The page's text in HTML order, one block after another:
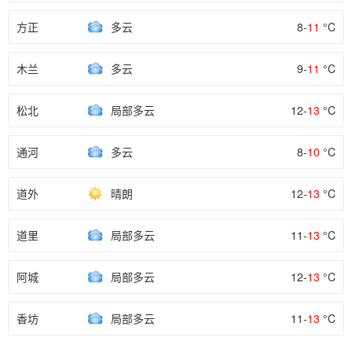
方正 多云 8-11 °C
木兰 多云 9-11 °C
松北 局部多云 12-13 °C
通河 多云 8-10 °C
道外 晴朗 12-13 °C
道里 局部多云 11-13 °C
阿城 局部多云 12-13 °C
香坊 局部多云 11-13 °C